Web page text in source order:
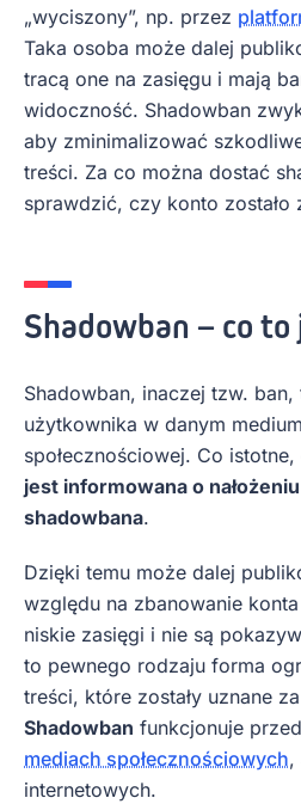
„wyciszony”, np. przez
Taka osoba może dalej
tracą one na zasięgu i mają
widoczność. Shadowban
aby zminimalizować
treści. Za co można dostać
sprawdzić, czy konto zostało
Shadowban – co to
Shadowban, inaczej tzw.
użytkownika w danym
społecznościowej. Co istotne,
jest informowana o
shadowbana.
Dzięki temu może dalej
względu na zbanowanie
niskie zasięgi i nie są
to pewnego rodzaju forma
treści, które zostały uznane
Shadowban funkcjonuje
mediach społecznościowych,
internetowych.